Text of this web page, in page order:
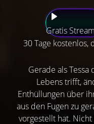
Gratis
30 Tage kostenlos,
Gerade als
Lebens trifft,
Enthüllungen über
aus den Fugen zu
vorgestellt hat.